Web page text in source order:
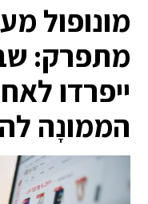
מונופול
מתפרק:
ייפרדו
הממונָה